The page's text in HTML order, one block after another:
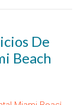
De
Beach